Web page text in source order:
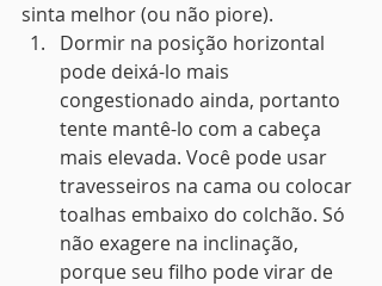
sinta melhor (ou não piore).
Dormir na posição horizontal
pode deixá-lo mais
congestionado ainda, portanto
tente mantê-lo com a cabeça
mais elevada. Você pode usar
travesseiros na cama ou colocar
toalhas embaixo do colchão. Só
não exagere na inclinação,
porque seu filho pode virar de